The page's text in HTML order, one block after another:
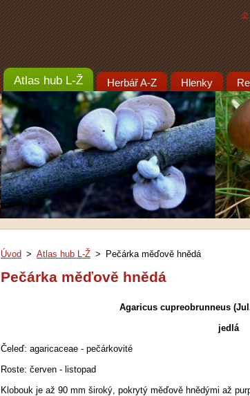
Atlas hub L-Ž Herbář A-Z Hlenky
Úvod > Atlas hub L-Ž > Pečárka měďově hnědá
Pečárka měďově hnědá
Agaricus cupreobrunneus
jedlá
Čeleď: agaricaceae - pečárkovité
Roste: červen - listopad
Klobouk je až 90 mm široký, pokrytý měďově hnědými až